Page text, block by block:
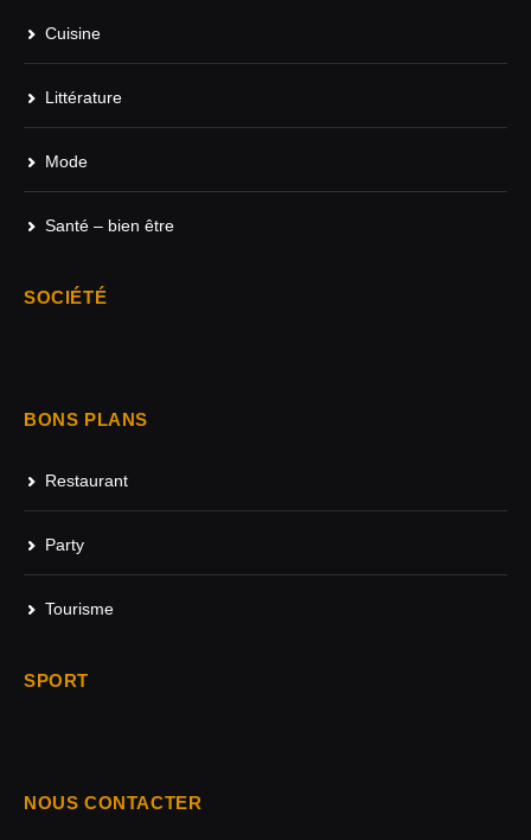
Cuisine
Littérature
Mode
Santé – bien être
SOCIÉTÉ
BONS PLANS
Restaurant
Party
Tourisme
SPORT
NOUS CONTACTER